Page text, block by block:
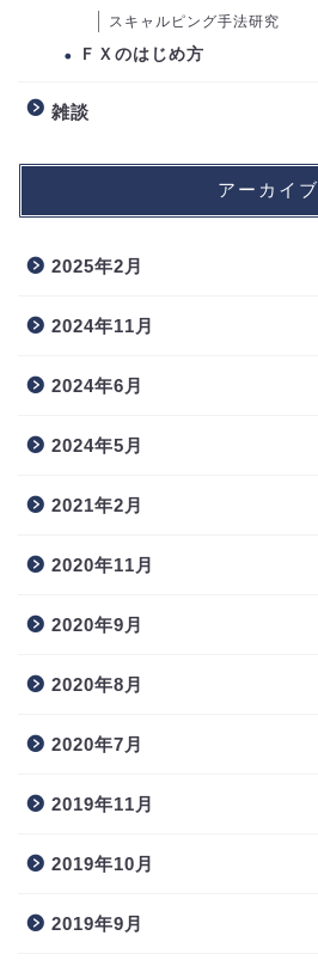
スキャルピング手法研究
ＦＸのはじめ方
雑談
アーカイブ
2025年2月
2024年11月
2024年6月
2024年5月
2021年2月
2020年11月
2020年9月
2020年8月
2020年7月
2019年11月
2019年10月
2019年9月